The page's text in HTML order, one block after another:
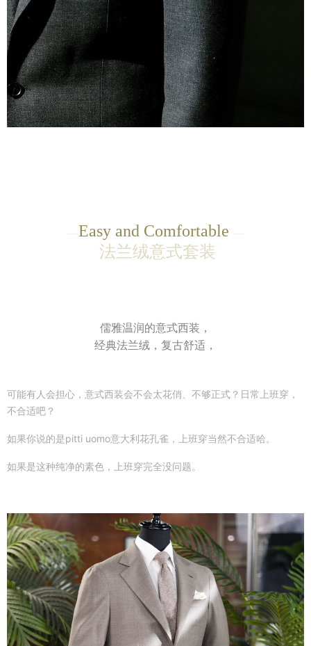
—Easy and Comfortable —
法兰绒意式套装
儒雅温润的意式西装，
经典法兰绒，复古舒适，
可能有人会担心，意式西装会不会太花俏、不够正式？日常上班穿，
不合适吧？
如果你说的是pitti uomo意大利花孔雀，上班穿当然不合适哈。
如果是这种纯净的素色，上班穿完全没问题。